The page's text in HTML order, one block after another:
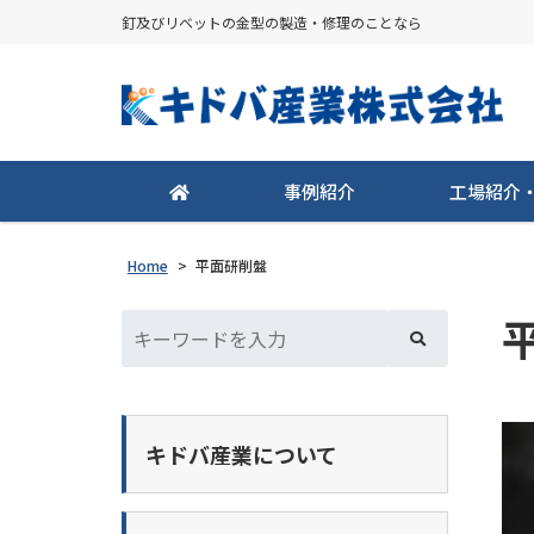
釘及びリベットの金型の製造・修理のことなら
事例紹介 工場紹介
Home > 平面研削盤
キドバ産業について